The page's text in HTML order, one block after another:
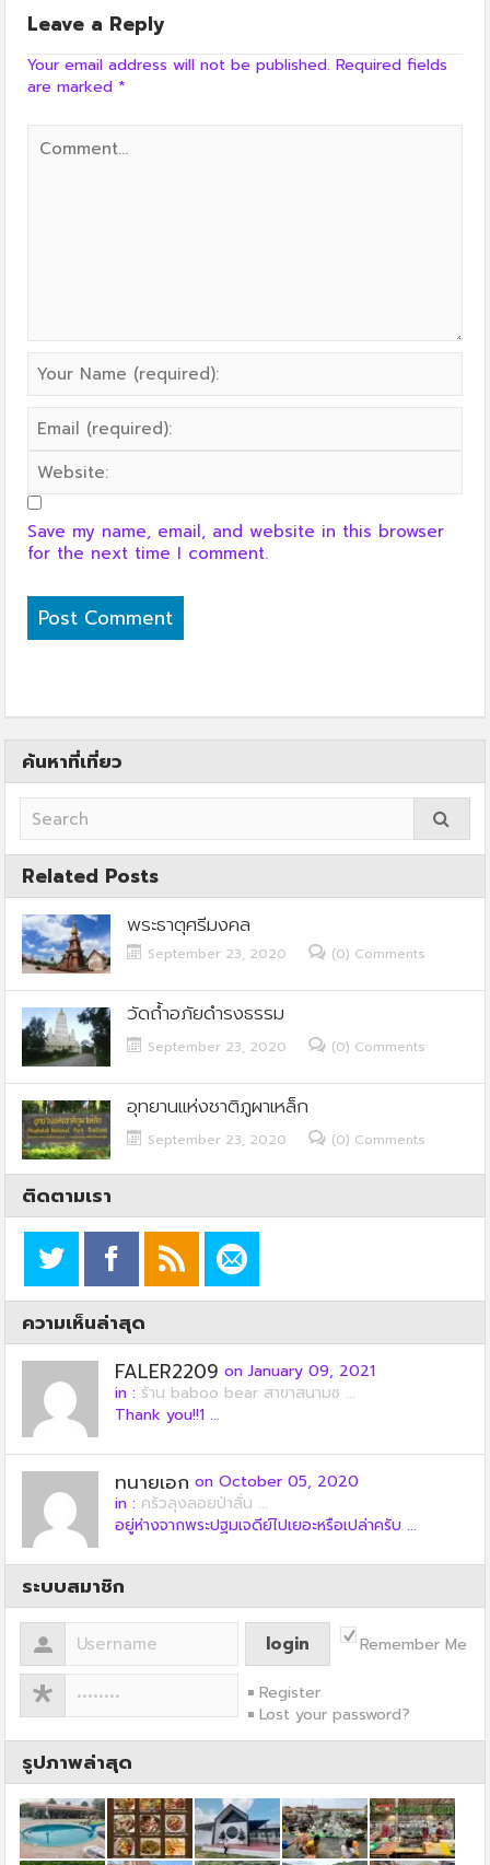
Leave a Reply
Your email address will not be published. Required fields
are marked *
Save my name, email, and website in this browser
for the next time I comment.
ค้นหาที่เที่ยว
Related Posts
พระธาตุศรีมงคล
September 23, 2020 (0) Comments
วัดถ้ำอภัยดำรงธรรม
September 23, 2020 (0) Comments
อุทยานแห่งชาติภูผาเหล็ก
September 23, 2020 (0) Comments
ติดตามเรา
ความเห็นล่าสุด
FALER2209 on January 09, 2021
in : ร้าน baboo bear สาขาสนามช ...
Thank you!!1 ...
ทนายเอก on October 05, 2020
in : ครัวลุงลอยป่าลั่น ...
อยู่ห่างจากพระปฐมเจดีย์ไปเยอะหรือเปล่าครับ ...
ระบบสมาชิก
Remember Me
Register
Lost your password?
รูปภาพล่าสุด